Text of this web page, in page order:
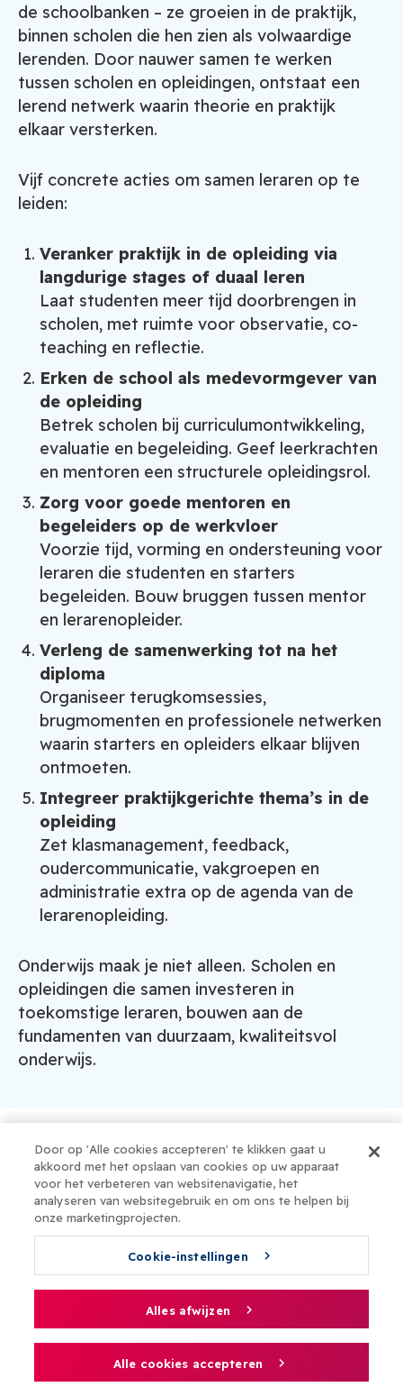
de schoolbanken – ze groeien in de praktijk,
binnen scholen die hen zien als volwaardige
lerenden. Door nauwer samen te werken
tussen scholen en opleidingen, ontstaat een
lerend netwerk waarin theorie en praktijk
elkaar versterken.
Vijf concrete acties om samen leraren op te
leiden:
Veranker praktijk in de opleiding via
langdurige stages of duaal leren
Laat studenten meer tijd doorbrengen in
scholen, met ruimte voor observatie, co-
teaching en reflectie.
Erken de school als medevormgever van
de opleiding
Betrek scholen bij curriculumontwikkeling,
evaluatie en begeleiding. Geef leerkrachten
en mentoren een structurele opleidingsrol.
Zorg voor goede mentoren en
begeleiders op de werkvloer
Voorzie tijd, vorming en ondersteuning voor
leraren die studenten en starters
begeleiden. Bouw bruggen tussen mentor
en lerarenopleider.
Verleng de samenwerking tot na het
diploma
Organiseer terugkomsessies,
brugmomenten en professionele netwerken
waarin starters en opleiders elkaar blijven
ontmoeten.
Integreer praktijkgerichte thema’s in de
opleiding
Zet klasmanagement, feedback,
oudercommunicatie, vakgroepen en
administratie extra op de agenda van de
lerarenopleiding.
Onderwijs maak je niet alleen. Scholen en
opleidingen die samen investeren in
toekomstige leraren, bouwen aan de
fundamenten van duurzaam, kwaliteitsvol
onderwijs.
Besluit: De top 10
meest voorkomende concrete
adviesthema’s
Wat houdt leraren gemotiveerd en verbonden
werk met goesting te blijven doen? Die vragen
stonden centraal in het traject dat hoorde bij
het boek Houden van Leraren. We spraken
Door op 'Alle cookies accepteren' te klikken gaat u
akkoord met het opslaan van cookies op uw apparaat
voor het verbeteren van websitenavigatie, het
analyseren van websitegebruik en om ons te helpen bij
onze marketingprojecten.
Cookie-instellingen
Alles afwijzen
Alle cookies accepteren